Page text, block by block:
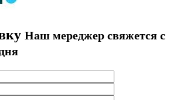
Наш мереджер свяжется с